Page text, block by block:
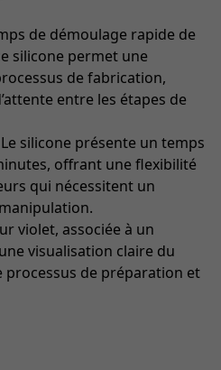
de démoulage rapide de
silicone permet une
de fabrication,
entre les étapes de
silicone présente un temps
offrant une flexibilité
qui nécessitent un
violet, associée à un
visualisation claire du
processus de préparation et